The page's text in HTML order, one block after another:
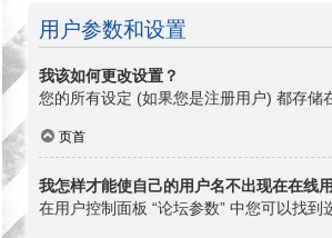
用户参数和设置
我该如何更改设置？
您的所有设定 (如果您是注册用户) 都存储
页首
我怎样才能使自己的用户名不出现在在线
在用户控制面板 “论坛参数” 中您可以找到